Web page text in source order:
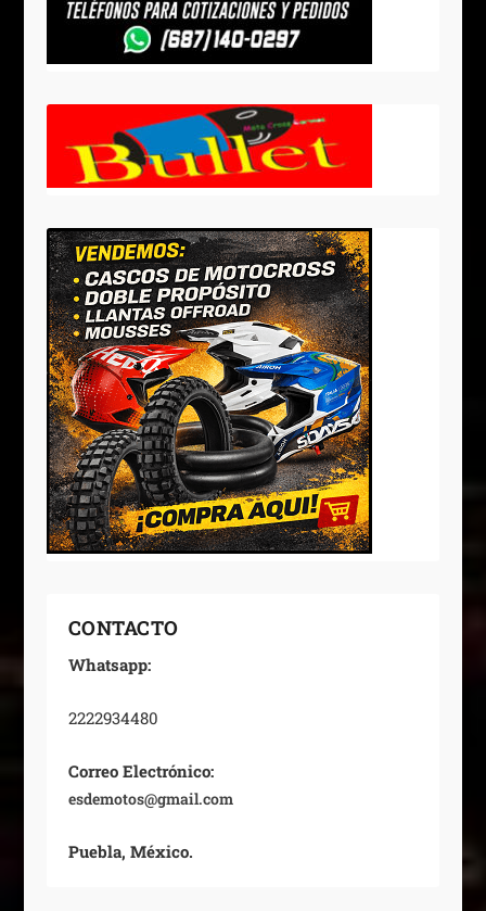
CONTACTO
Whatsapp:
2222934480
Correo Electrónico:
esdemotos@gmail.com
Puebla, México.